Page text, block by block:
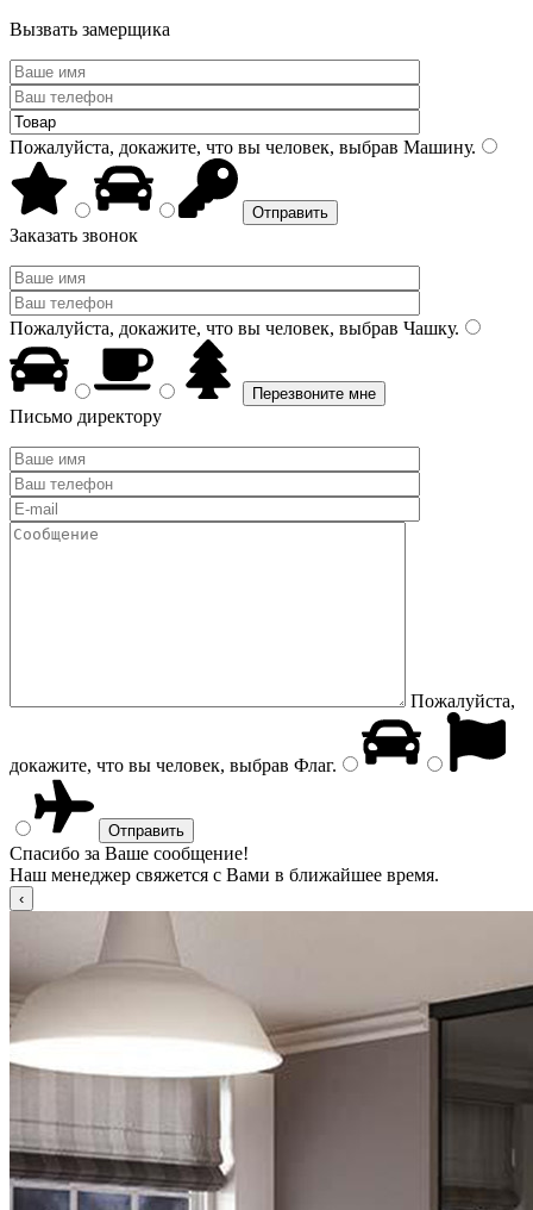
Вызвать замерщика
Пожалуйста, докажите, что вы человек, выбрав Машину.
Заказать звонок
Пожалуйста, докажите, что вы человек, выбрав Чашку.
Письмо директору
Пожалуйста,
докажите, что вы человек, выбрав Флаг.
Спасибо за Ваше сообщение!
Наш менеджер свяжется с Вами в ближайшее время.